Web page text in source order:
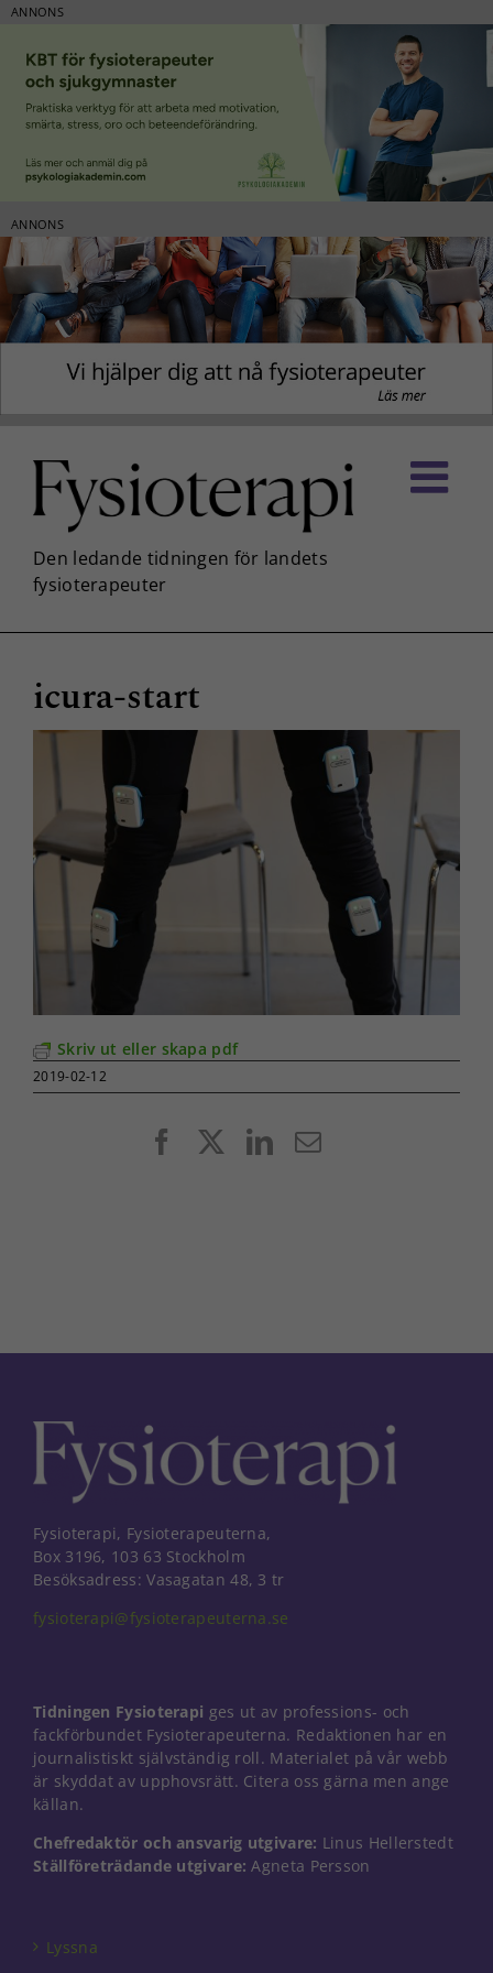
ANNONS
ANNONS
innehållet
icura-start
Skriv ut eller skapa pdf
2019-02-12
FacebookLinkedIn
E-
Fysioterapi, Fysioterapeuterna,
Box 3196, 103 63 Stockholm
Besöksadress: Vasagatan 48, 3 tr
fysioterapi@fysioterapeuterna.se
Tidningen Fysioterapi ges ut av professions- och
fackförbundet Fysioterapeuterna. Redaktionen har en
journalistiskt självständig roll. Materialet på vår webb
är skyddat av upphovsrätt. Citera oss gärna men ange
källan.
Chefredaktör och ansvarig utgivare: Linus Hellerstedt
Ställföreträdande utgivare: Agneta Persson
Lyssna
Nödvändiga